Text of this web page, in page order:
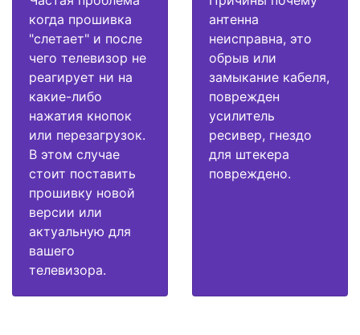
когда прошивка
"слетает" и после
чего телевизор не
реагирует ни на
какие-либо
нажатия кнопок
или перезагрузок.
В этом случае
стоит поставить
прошивку новой
версии или
актуальную для
вашего
телевизора.
антенна
неисправна, это
обрыв или
замыкание кабеля,
поврежден
усилитель
ресивер, гнездо
для штекера
повреждено.